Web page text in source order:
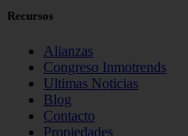
Recursos
Alianzas
Congreso Inmotrends
Ultimas Noticias
Blog
Contacto
Propiedades